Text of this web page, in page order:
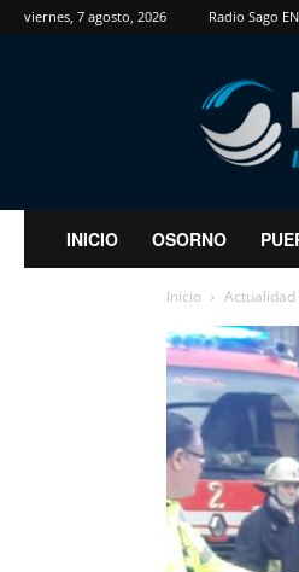
viernes, 7 agosto, 2026 Radio Sago
INICIO OSORNO
Inicio Actualidad